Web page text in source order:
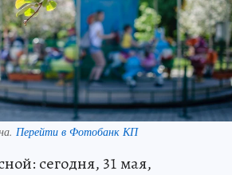
Перейти в Фотобанк КП
сегодня, 31 мая,